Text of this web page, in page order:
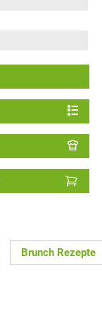
Brunch Rezepte